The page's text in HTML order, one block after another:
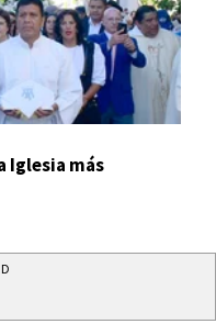
Iglesia más